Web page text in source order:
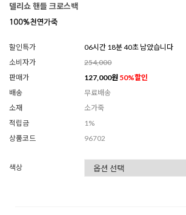
델리쇼 핸들 크로스백
할인특가
06시간 18분 37초 남았습니다
소비자가
254,000
판매가
127,000원 50%할인
배송
무료배송
소재
소가죽
적립금
1%
상품코드
96702
색상